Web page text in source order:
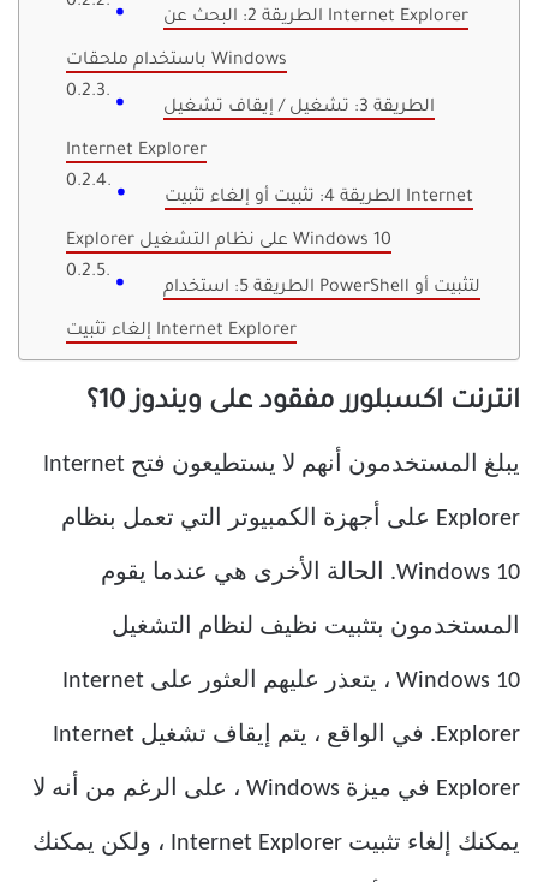
الطريقة 2: البحث عن Internet Explorer
باستخدام ملحقات Windows
الطريقة 3: تشغيل / إيقاف تشغيل
Internet Explorer
الطريقة 4: تثبيت أو إلغاء تثبيت Internet
Explorer على نظام التشغيل Windows 10
الطريقة 5: استخدام PowerShell لتثبيت أو
إلغاء تثبيت Internet Explorer
انترنت اكسبلورر مفقود على ويندوز 10؟
يبلغ المستخدمون أنهم لا يستطيعون فتح Internet
Explorer على أجهزة الكمبيوتر التي تعمل بنظام
Windows 10. الحالة الأخرى هي عندما يقوم
المستخدمون بتثبيت نظيف لنظام التشغيل
Windows 10 ، يتعذر عليهم العثور على Internet
Explorer. في الواقع ، يتم إيقاف تشغيل Internet
Explorer في ميزة Windows ، على الرغم من أنه لا
يمكنك إلغاء تثبيت Internet Explorer ، ولكن يمكنك